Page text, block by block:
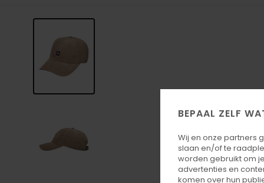
BEPAAL ZELF
Wij en onze partners
slaan en/of te
worden gebruikt om
advertenties en
komen over hun